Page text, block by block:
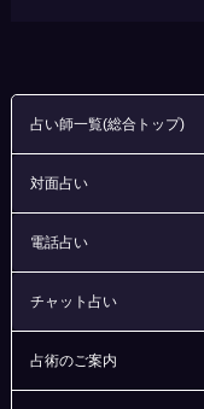
占い師一覧(総合トップ)
対面占い
電話占い
チャット占い
占術のご案内